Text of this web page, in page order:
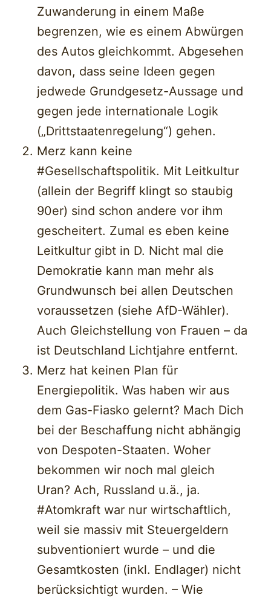
Zuwanderung in einem Maße
begrenzen, wie es einem Abwürgen
des Autos gleichkommt. Abgesehen
davon, dass seine Ideen gegen
jedwede Grundgesetz-Aussage und
gegen jede internationale Logik
(„Drittstaatenregelung“) gehen.
Merz kann keine
#Gesellschaftspolitik. Mit Leitkultur
(allein der Begriff klingt so staubig
90er) sind schon andere vor ihm
gescheitert. Zumal es eben keine
Leitkultur gibt in D. Nicht mal die
Demokratie kann man mehr als
Grundwunsch bei allen Deutschen
voraussetzen (siehe AfD-Wähler).
Auch Gleichstellung von Frauen – da
ist Deutschland Lichtjahre entfernt.
Merz hat keinen Plan für
Energiepolitik. Was haben wir aus
dem Gas-Fiasko gelernt? Mach Dich
bei der Beschaffung nicht abhängig
von Despoten-Staaten. Woher
bekommen wir noch mal gleich
Uran? Ach, Russland u.ä., ja.
#Atomkraft war nur wirtschaftlich,
weil sie massiv mit Steuergeldern
subventioniert wurde – und die
Gesamtkosten (inkl. Endlager) nicht
berücksichtigt wurden. – Wie